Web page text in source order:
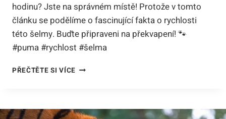
hodinu? Jste na správném místě! Protože v tomto
článku se podělíme o fascinující fakta o rychlosti
této šelmy. Buďte připraveni na překvapení! 🐾
#puma #rychlost #šelma
PŘEČTĚTE SI VÍCEKOLIK
ZA